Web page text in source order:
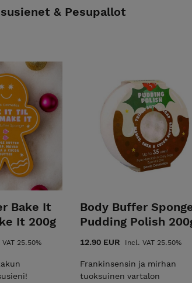
& Pesupallot
Bake It
It 200g
25.50%
Body Buffer
Pudding Polish
12.90 EUR Incl. VAT 25.50%
Frankinsensin ja mirhan
tuoksuinen vartalon